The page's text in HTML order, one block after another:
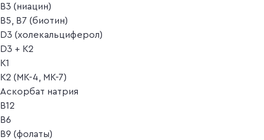
B3 (ниацин)
B5, B7 (биотин)
D3 (холекальциферол)
D3 + K2
K1
K2 (MK-4, MK-7)
Аскорбат натрия
В12
В6
В9 (фолаты)